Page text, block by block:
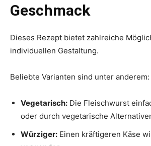
Geschmack
Dieses Rezept bietet zahlreiche
individuellen Gestaltung.
Beliebte Varianten sind unter anderem:
Vegetarisch: Die Fleischwurst
oder durch vegetarische
Würziger: Einen kräftigeren Käse